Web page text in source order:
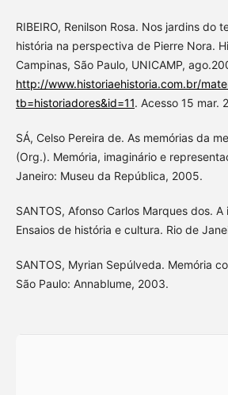
RIBEIRO, Renilson Rosa. Nos jardins do
história na perspectiva de Pierre Nora.
Campinas, São Paulo, UNICAMP,
http://www.historiaehistoria.com.br/
tb=historiadores&id=11. Acesso 15 mar.
SÁ, Celso Pereira de. As memórias da
(Org.). Memória, imaginário e
Janeiro: Museu da República, 2005.
SANTOS, Afonso Carlos Marques dos.
Ensaios de história e cultura. Rio de
SANTOS, Myrian Sepúlveda. Memória
São Paulo: Annablume, 2003.